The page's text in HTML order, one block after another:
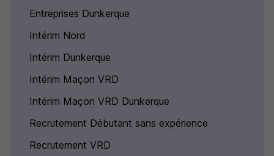
Entreprises Dunkerque
Intérim Nord
Intérim Dunkerque
Intérim Maçon VRD
Intérim Maçon VRD Dunkerque
Recrutement Débutant sans expérience
Recrutement VRD